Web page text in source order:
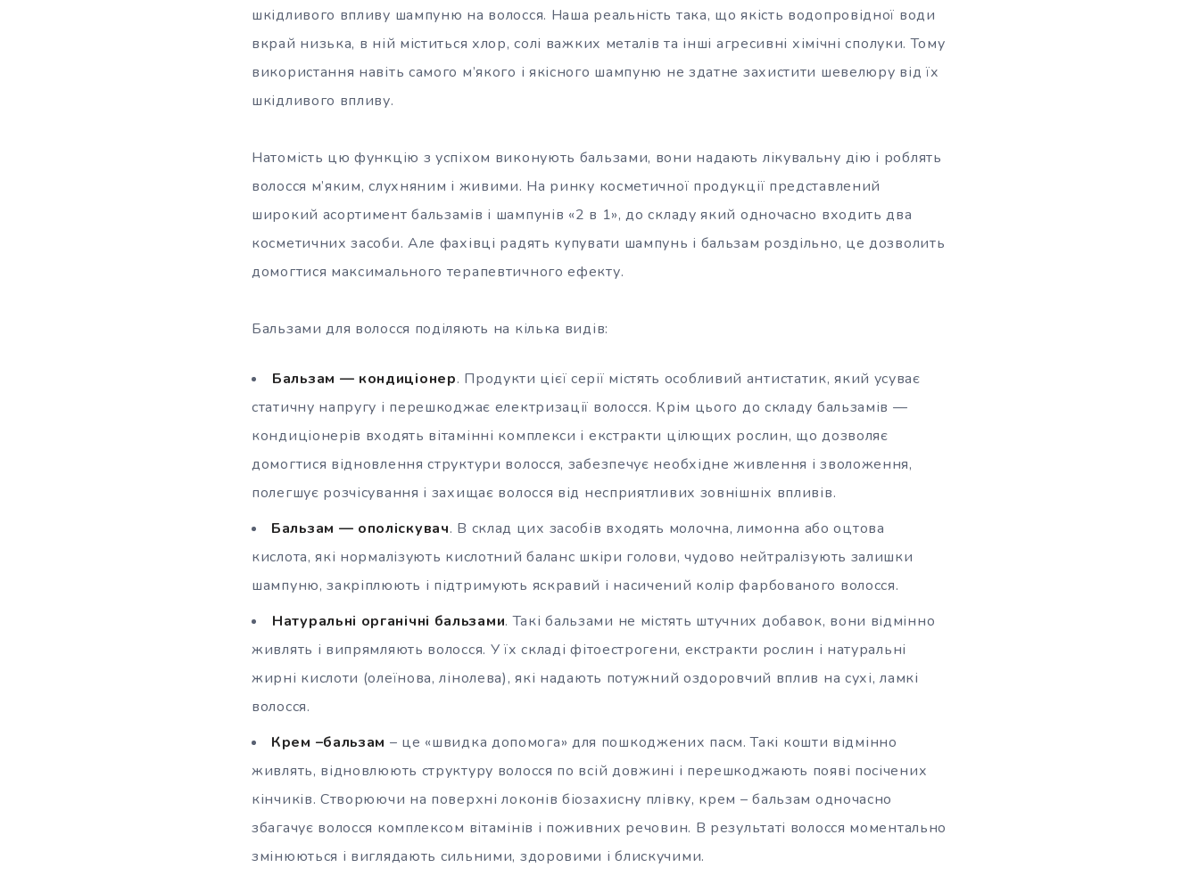
шкідливого впливу шампуню на волосся. Наша реальність така, що якість водопровідної води
вкрай низька, в ній міститься хлор, солі важких металів та інші агресивні хімічні сполуки. Тому
використання навіть самого м’якого і якісного шампуню не здатне захистити шевелюру від їх
шкідливого впливу.
Натомість цю функцію з успіхом виконують бальзами, вони надають лікувальну дію і роблять
волосся м’яким, слухняним і живими. На ринку косметичної продукції представлений
широкий асортимент бальзамів і шампунів «2 в 1», до складу який одночасно входить два
косметичних засоби. Але фахівці радять купувати шампунь і бальзам роздільно, це дозволить
домогтися максимального терапевтичного ефекту.
Бальзами для волосся поділяють на кілька видів:
Бальзам — кондиціонер. Продукти цієї серії містять особливий антистатик, який усуває
статичну напругу і перешкоджає електризації волосся. Крім цього до складу бальзамів —
кондиціонерів входять вітамінні комплекси і екстракти цілющих рослин, що дозволяє
домогтися відновлення структури волосся, забезпечує необхідне живлення і зволоження,
полегшує розчісування і захищає волосся від несприятливих зовнішніх впливів.
Бальзам — ополіскувач. В склад цих засобів входять молочна, лимонна або оцтова
кислота, які нормалізують кислотний баланс шкіри голови, чудово нейтралізують залишки
шампуню, закріплюють і підтримують яскравий і насичений колір фарбованого волосся.
Натуральні органічні бальзами. Такі бальзами не містять штучних добавок, вони відмінно
живлять і випрямляють волосся. У їх складі фітоестрогени, екстракти рослин і натуральні
жирні кислоти (олеїнова, лінолева), які надають потужний оздоровчий вплив на сухі, ламкі
волосся.
Крем –бальзам – це «швидка допомога» для пошкоджених пасм. Такі кошти відмінно
живлять, відновлюють структуру волосся по всій довжині і перешкоджають появі посічених
кінчиків. Створюючи на поверхні локонів біозахисну плівку, крем – бальзам одночасно
збагачує волосся комплексом вітамінів і поживних речовин. В результаті волосся моментально
змінюються і виглядають сильними, здоровими і блискучими.